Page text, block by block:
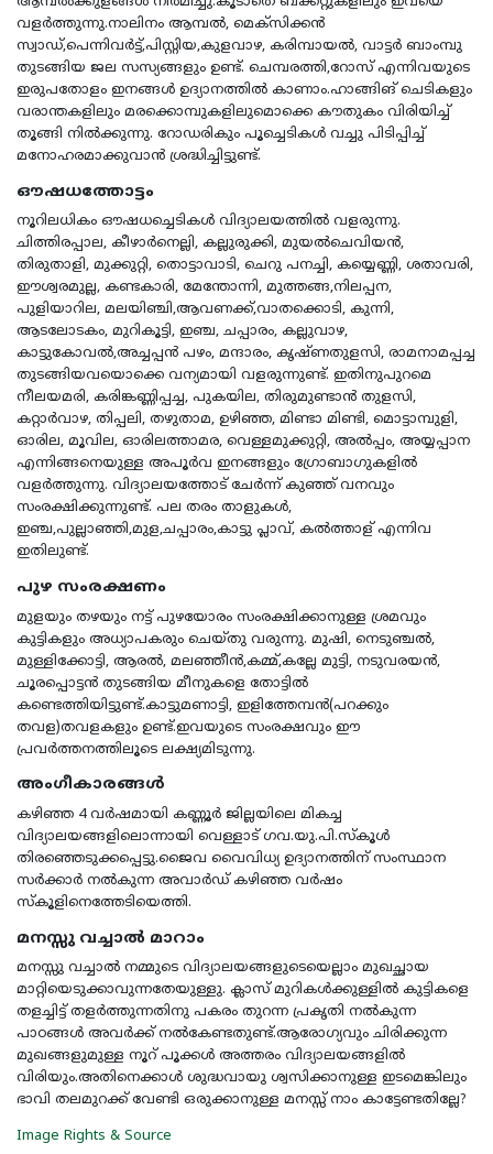
വളര്‍ത്തുന്നു.നാലിനം ആമ്പല്‍, മെക്സിക്കന്‍
സ്വാഡ്,പെന്നിവര്‍ട്ട്,പിസ്റ്റിയ,കുളവാഴ, കരിമ്പായല്‍, വാട്ടര്‍ ബാംമ്പു
തുടങ്ങിയ ജല സസ്യങ്ങളും ഉണ്ട്. ചെമ്പരത്തി,റോസ് എന്നിവയുടെ
ഇരുപതോളം ഇനങ്ങള്‍ ഉദ്യാനത്തില്‍ കാണാം.ഹാങ്ങിങ് ചെടികളും
വരാന്തകളിലും മരക്കൊമ്പുകളിലുമൊക്കെ കൗതുകം വിരിയിച്ച്
തൂങ്ങി നില്‍ക്കുന്നു. റോഡരികും പൂച്ചെടികള്‍ വച്ചു പിടിപ്പിച്ച്
മനോഹരമാക്കുവാന്‍ ശ്രദ്ധിച്ചിട്ടുണ്ട്.
ഔഷധത്തോട്ടം
നൂറിലധികം ഔഷധച്ചെടികള്‍ വിദ്യാലയത്തില്‍ വളരുന്നു.
ചിത്തിരപ്പാല, കീഴാര്‍നെല്ലി, കല്ലുരുക്കി, മുയല്‍ചെവിയന്‍,
തിരുതാളി, മുക്കുറ്റി, തൊട്ടാവാടി, ചെറു പനച്ചി, കയ്യെണ്ണി, ശതാവരി,
ഈശ്വരമുല്ല, കണ്ടകാരി, മേന്തോന്നി, മുത്തങ്ങ,നിലപ്പന,
പുളിയാറില, മലയിഞ്ചി,ആവണക്ക്,വാതക്കൊടി, കുന്നി,
ആടലോടകം, മുറികൂട്ടി, ഇഞ്ച, ചപ്പാരം, കല്ലുവാഴ,
കാട്ടുകോവല്‍,അച്ചപ്പന്‍ പഴം, മന്ദാരം, കൃഷ്ണതുളസി, രാമനാമപ്പച്ച
തുടങ്ങിയവയൊക്കെ വന്യമായി വളരുന്നുണ്ട്. ഇതിനുപുറമെ
നീലയമരി, കരിങ്കണ്ണിപ്പച്ച, പുകയില, തിരുമുണ്ടാന്‍ തുളസി,
കറ്റാര്‍വാഴ, തിപ്പലി, തഴുതാമ, ഉഴിഞ്ഞ, മിണ്ടാ മിണ്ടി, മൊട്ടാമ്പുളി,
ഓരില, മൂവില, ഓരിലത്താമര, വെള്ളമുക്കുറ്റി, അല്‍പ്പം, അയ്യപ്പാന
എന്നിങ്ങനെയുള്ള അപൂര്‍വ ഇനങ്ങളും ഗ്രോബാഗുകളില്‍
വളര്‍ത്തുന്നു. വിദ്യാലയത്തോട് ചേര്‍ന്ന് കുഞ്ഞ് വനവും
സംരക്ഷിക്കുന്നുണ്ട്. പല തരം താളുകള്‍,
ഇഞ്ച,പുല്ലാഞ്ഞി,മുള,ചപ്പാരം,കാട്ടു പ്ലാവ്, കല്‍ത്താള് എന്നിവ
ഇതിലുണ്ട്.
പുഴ സംരക്ഷണം
മുളയും തഴയും നട്ട് പുഴയോരം സംരക്ഷിക്കാനുള്ള ശ്രമവും
കുട്ടികളും അധ്യാപകരും ചെയ്തു വരുന്നു. മുഷി, നെടുഞ്ചല്‍,
മുള്ളിക്കോട്ടി, ആരല്‍, മലഞ്ഞീന്‍,കമ്മ്,കല്ലേ മുട്ടി, നടുവരയന്‍,
ചൂരപ്പൊട്ടന്‍ തുടങ്ങിയ മീനുകളെ തോട്ടില്‍
കണ്ടെത്തിയിട്ടുണ്ട്.കാട്ടുമണാട്ടി, ഇളിത്തേമ്പന്‍(പറക്കും
തവള)തവളകളും ഉണ്ട്.ഇവയുടെ സംരക്ഷവും ഈ
പ്രവര്‍ത്തനത്തിലൂടെ ലക്ഷ്യമിടുന്നു.
അംഗീകാരങ്ങള്‍
കഴിഞ്ഞ 4 വര്‍ഷമായി കണ്ണൂര്‍ ജില്ലയിലെ മികച്ച
വിദ്യാലയങ്ങളിലൊന്നായി വെള്ളാട് ഗവ.യു.പി.സ്കൂള്‍
തിരഞ്ഞെടുക്കപ്പെട്ടു.ജൈവ വൈവിധ്യ ഉദ്യാനത്തിന് സംസ്ഥാന
സര്‍ക്കാര്‍ നല്‍കുന്ന അവാര്‍ഡ് കഴിഞ്ഞ വര്‍ഷം
സ്കൂളിനെത്തേടിയെത്തി.
മനസ്സു വച്ചാല്‍ മാറാം
മനസ്സു വച്ചാല്‍ നമ്മുടെ വിദ്യാലയങ്ങളുടെയെല്ലാം മുഖച്ഛായ
മാറ്റിയെടുക്കാവുന്നതേയുള്ളു. ക്ലാസ് മുറികള്‍ക്കുള്ളില്‍ കുട്ടികളെ
തളച്ചിട്ട് തളര്‍ത്തുന്നതിനു പകരം തുറന്ന പ്രകൃതി നല്‍കുന്ന
പാഠങ്ങള്‍ അവര്‍ക്ക് നല്‍കേണ്ടതുണ്ട്.ആരോഗ്യവും ചിരിക്കുന്ന
മുഖങ്ങളുമുള്ള നൂറ് പൂക്കള്‍ അത്തരം വിദ്യാലയങ്ങളില്‍
വിരിയും.അതിനെക്കാള്‍ ശുദ്ധവായു ശ്വസിക്കാനുള്ള ഇടമെങ്കിലും
ഭാവി തലമുറക്ക് വേണ്ടി ഒരുക്കാനുള്ള മനസ്സ് നാം കാട്ടേണ്ടതില്ലേ?
Image Rights & Source